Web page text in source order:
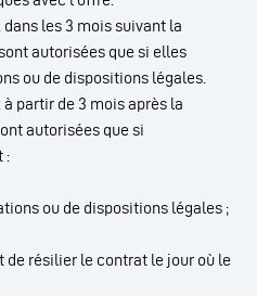
les 3 mois suivant la
autorisées que si elles
ou de dispositions légales.
partir de 3 mois après la
autorisées que si
:
ou de dispositions légales ;
de résilier le contrat le jour où le